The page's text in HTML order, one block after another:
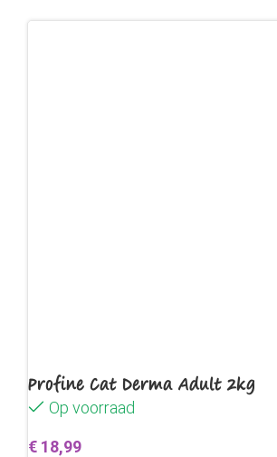
Profine Cat Derma Adult 2kg
Op voorraad
€ 18,99